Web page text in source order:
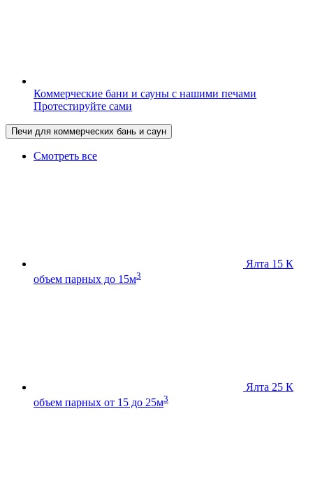
Коммерческие бани и сауны с нашими печами
Протестируйте сами
Печи для коммерческих бань и саун
Смотреть все
Ялта 15 К
объем парных до 15м3
Ялта 25 К
объем парных от 15 до 25м3